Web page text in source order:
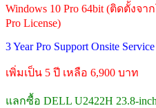
Windows 10 Pro 64bit (ติดตั้งจา
Pro License)
3 Year Pro Support Onsite
เพิ่มเป็น 5 ปี เหลือ 6,900 บาท
แลกซื้อ DELL U2422H 23.8-